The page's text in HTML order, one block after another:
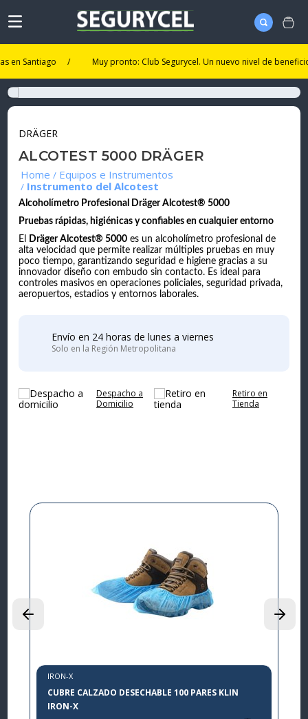
Santiago / Muy pronto: Club Segurycel. Un nuevo nivel de beneficios.
DRÄGER
ALCOTEST 5000 DRÄGER
Equipos e Instrumentos
Instrumento del Alcotest
Alcoholímetro Profesional Dräger Alcotest® 5000
Pruebas rápidas, higiénicas y confiables en cualquier entorno
El
Dräger Alcotest® 5000 es un alcoholímetro profesional de
alta velocidad que permite realizar múltiples pruebas en muy
poco tiempo, garantizando seguridad e higiene gracias a su
innovador diseño con embudo sin contacto. Es ideal para
controles masivos en operaciones policiales, seguridad privada,
aeropuertos, estadios y entornos laborales.
Envío en 24 horas de lunes a viernes
Solo en la Región Metropolitana
Despacho a
Domicilio
Retiro en
Tienda
IRON-X
CUBRE CALZADO DESECHABLE 100 PARES KLIN
IRON-X